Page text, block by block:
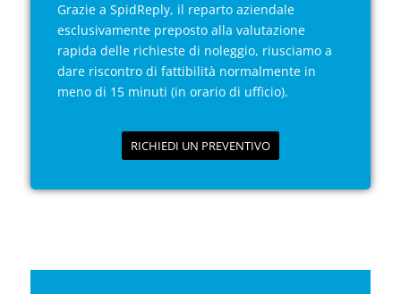
Grazie a SpidReply, il reparto aziendale
esclusivamente preposto alla valutazione
rapida delle richieste di noleggio, riusciamo a
dare riscontro di fattibilità normalmente in
meno di 15 minuti (in orario di ufficio).
RICHIEDI UN PREVENTIVO